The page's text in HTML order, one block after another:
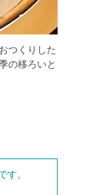
つくりした
の移ろいと
す。